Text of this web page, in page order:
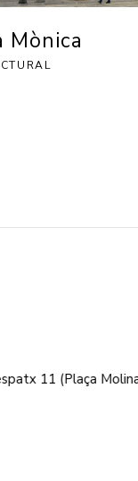
11 (Plaça Molina)